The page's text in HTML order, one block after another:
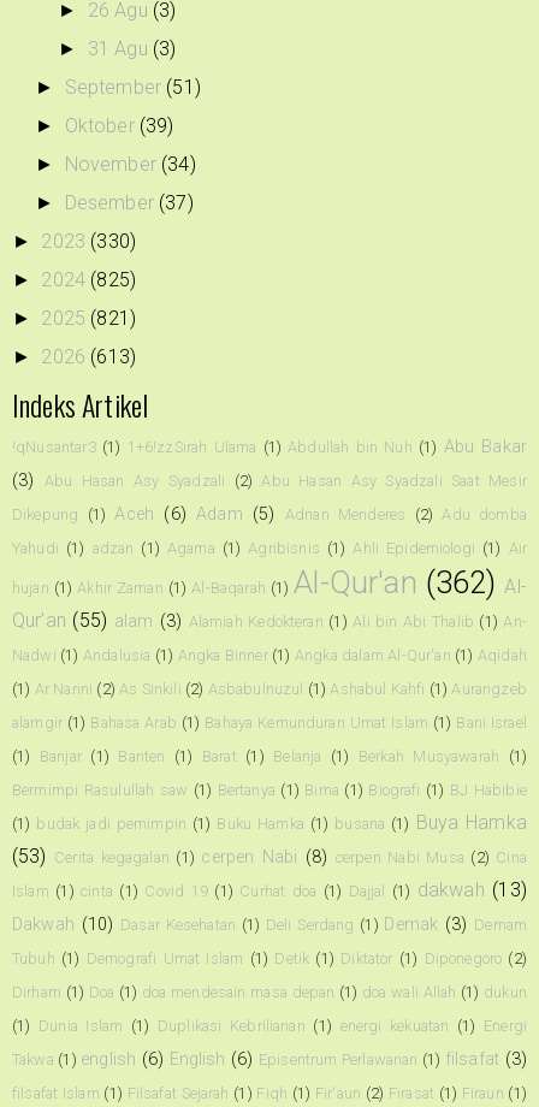
► 26 Agu (3)
► 31 Agu (3)
► September (51)
► Oktober (39)
► November (34)
► Desember (37)
► 2023 (330)
► 2024 (825)
► 2025 (821)
► 2026 (613)
Indeks Artikel
!qNusantar3 (1) 1+6!zzSirah Ulama (1) Abdullah bin Nuh (1) Abu Bakar
(3)
Abu Hasan Asy Syadzali (2) Abu Hasan Asy Syadzali Saat Mesir
Dikepung
(1) Aceh (6) Adam (5) Adnan Menderes (2) Adu domba
Yahudi (1) adzan (1) Agama (1) Agribisnis (1) Ahli Epidemiologi (1) Air
hujan (1) Akhir Zaman (1) Al-Baqarah (1) Al-Qur'an (362) Al-
Qur’an (55) alam (3) Alamiah Kedokteran (1) Ali bin Abi Thalib (1) An-
Nadwi (1) Andalusia (1) Angka Binner (1) Angka dalam Al-Qur'an (1) Aqidah
(1) Ar Narini (2) As Sinkili (2) Asbabulnuzul (1) Ashabul Kahfi (1) Aurangzeb
alamgir (1) Bahasa Arab (1) Bahaya Kemunduran Umat Islam (1) Bani Israel
(1)
Banjar (1) Banten (1) Barat (1) Belanja (1) Berkah Musyawarah
(1)
Bermimpi Rasulullah saw (1) Bertanya (1) Bima (1) Biografi (1) BJ Habibie
(1) budak jadi pemimpin (1) Buku Hamka (1) busana (1) Buya Hamka
(53) Cerita kegagalan (1) cerpen Nabi (8) cerpen Nabi Musa (2) Cina
Islam (1) cinta (1) Covid 19 (1) Curhat doa (1) Dajjal (1) dakwah (13)
Dakwah (10) Dasar Kesehatan (1) Deli Serdang (1) Demak (3) Demam
Tubuh (1) Demografi Umat Islam (1) Detik (1) Diktator (1) Diponegoro (2)
Dirham (1) Doa (1) doa mendesain masa depan (1) doa wali Allah (1) dukun
(1) Dunia Islam (1) Duplikasi Kebrilianan (1) energi kekuatan (1) Energi
Takwa (1) english (6) English (6) Episentrum Perlawanan (1) filsafat (3)
filsafat Islam (1) Filsafat Sejarah (1) Fiqh (1) Fir'aun (2) Firasat (1) Firaun (1)